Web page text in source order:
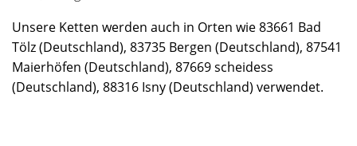
Unsere Ketten werden auch in Orten wie 83661 Bad
Tölz (Deutschland), 83735 Bergen (Deutschland), 87541
Maierhöfen (Deutschland), 87669 scheidess
(Deutschland), 88316 Isny (Deutschland) verwendet.